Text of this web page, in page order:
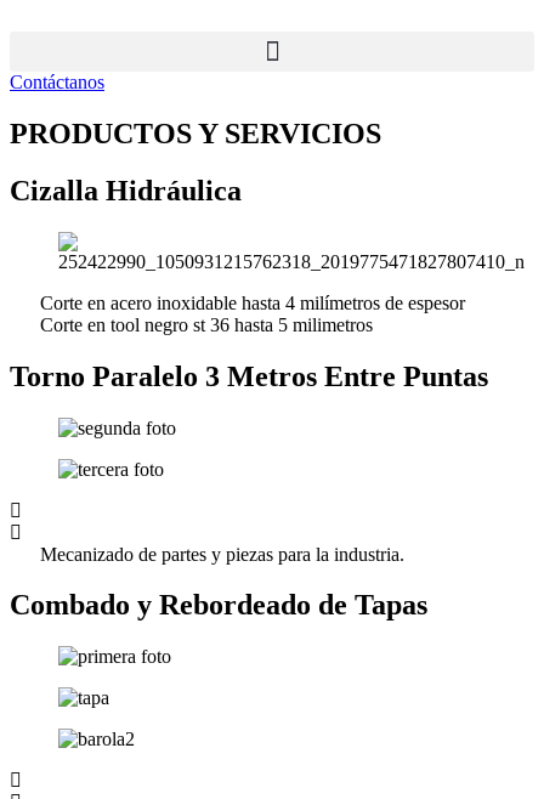
Contáctanos
PRODUCTOS Y SERVICIOS
Cizalla Hidráulica
Corte en acero inoxidable hasta 4 milímetros de espesor
Corte en tool negro st 36 hasta 5 milimetros
Torno Paralelo 3 Metros Entre Puntas
Mecanizado de partes y piezas para la industria.
Combado y Rebordeado de Tapas